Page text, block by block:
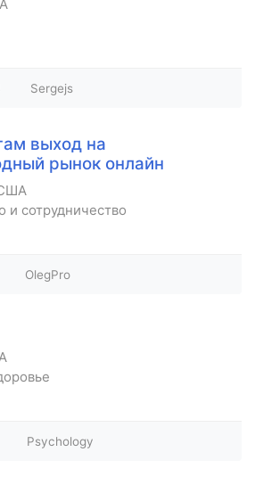
Sergejs
выход на
рынок онлайн
и сотрудничество
OlegPro
Psychology